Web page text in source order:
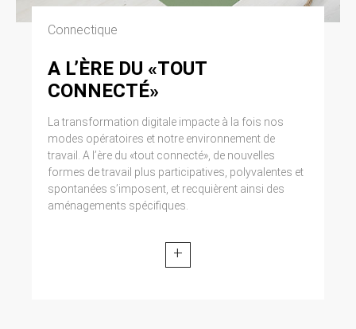
Connectique
A L’ÈRE DU «TOUT
CONNECTÉ»
La transformation digitale impacte à la fois nos
modes opératoires et notre environnement de
travail. A l’ère du «tout connecté», de nouvelles
formes de travail plus participatives, polyvalentes et
spontanées s’imposent, et recquièrent ainsi des
aménagements spécifiques.
+